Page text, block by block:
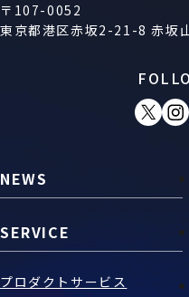
〒107-0052
東京都港区赤坂2-21-8 赤坂
NEWS
SERVICE
プロダクトサービス